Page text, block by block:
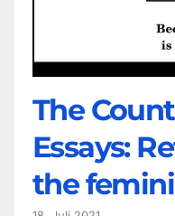
The
Essays:
the